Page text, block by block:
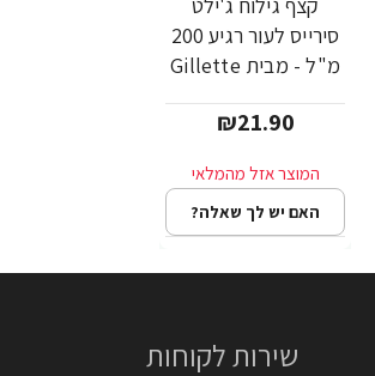
סירייס לעור רגיע 200
מ"ל - מבית Gillette
₪21.90
האם יש לך שאלה?
שירות לקוחות